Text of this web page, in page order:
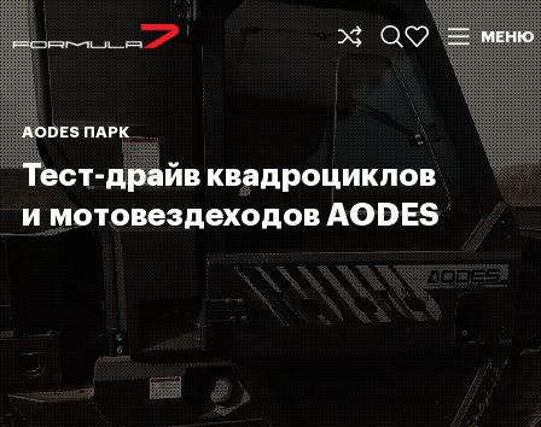
МЕНЮ
Тест-драйв квадроциклов
и мотовездеходов AODES
AODES ПАРК